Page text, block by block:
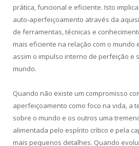
prática, funcional e eficiente. Isto
auto-aperfeiçoamento através da
de ferramentas, técnicas e
mais eficiente na relação com o mundo
assim o impulso interno de perfeição e
mundo.
Quando não existe um compromisso
aperfeiçoamento como foco na vida, a
sobre o mundo e os outros uma
alimentada pelo espírito crítico e pela
mais pequenos detalhes. Quando